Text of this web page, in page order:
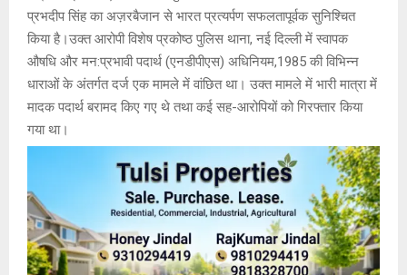
प्रभदीप सिंह का अज़रबैजान से भारत प्रत्यर्पण सफलतापूर्वक सुनिश्चित
किया है।उक्त आरोपी विशेष प्रकोष्ठ पुलिस थाना, नई दिल्ली में स्वापक
औषधि और मन:प्रभावी पदार्थ (एनडीपीएस) अधिनियम,1985 की विभिन्न
धाराओं के अंतर्गत दर्ज एक मामले में वांछित था। उक्त मामले में भारी मात्रा में
मादक पदार्थ बरामद किए गए थे तथा कई सह-आरोपियों को गिरफ्तार किया
गया था।